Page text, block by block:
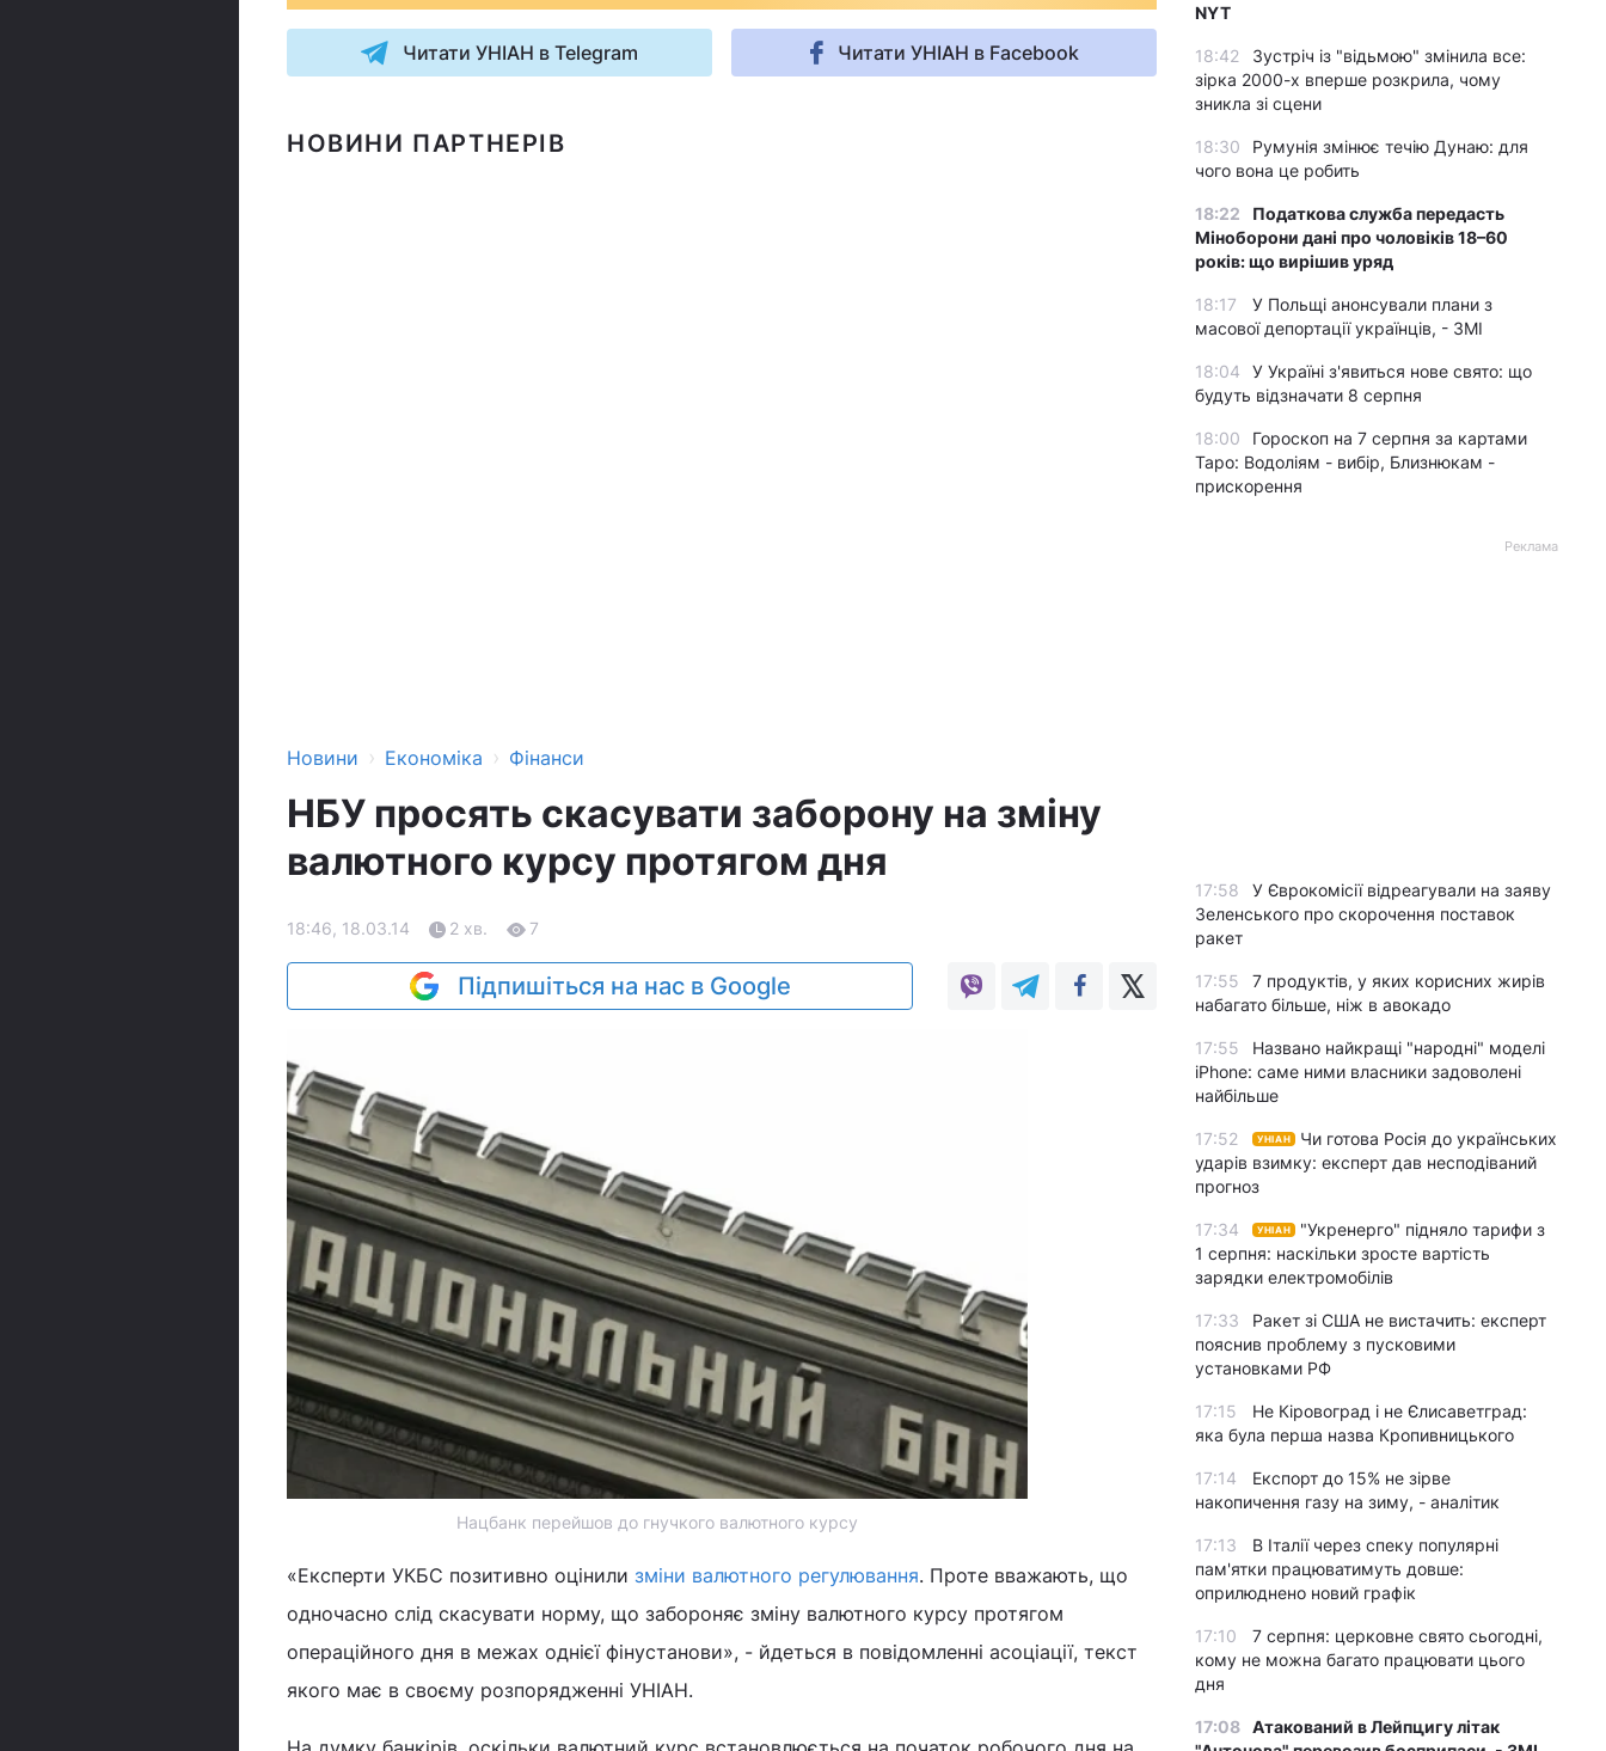
Читати УНІАН в Telegram Читати УНІАН в Facebook
НОВИНИ ПАРТНЕРІВ
Новини › Економіка › Фінанси
НБУ просять скасувати заборону на зміну
валютного курсу протягом дня
18:46, 18.03.14 2 хв. 7
Підпишіться на нас в Google
Нацбанк перейшов до гнучкого валютного курсу
«Експерти УКБС позитивно оцінили зміни валютного регулювання. Проте вважають, що
одночасно слід скасувати норму, що забороняє зміну валютного курсу протягом
операційного дня в межах однієї фінустанови», - йдеться в повідомленні асоціації, текст
якого має в своєму розпорядженні УНІАН.
NYT
18:42
Зустріч із "відьмою" змінила все:
зірка 2000-х вперше розкрила, чому
зникла зі сцени
18:30
Румунія змінює течію Дунаю: для
чого вона це робить
18:22
Податкова служба передасть
Міноборони дані про чоловіків 18–60
років: що вирішив уряд
18:17
У Польщі анонсували плани з
масової депортації українців, - ЗМІ
18:04
У Україні з'явиться нове свято: що
будуть відзначати 8 серпня
18:00
Гороскоп на 7 серпня за картами
Таро: Водоліям - вибір, Близнюкам -
прискорення
Реклама
17:58
У Єврокомісії відреагували на заяву
Зеленського про скорочення поставок
ракет
17:55
7 продуктів, у яких корисних жирів
набагато більше, ніж в авокадо
17:55
Названо найкращі "народні" моделі
iPhone: саме ними власники задоволені
найбільше
17:52 УНІАН
Чи готова Росія до українських
ударів взимку: експерт дав несподіваний
прогноз
17:34 УНІАН
"Укренерго" підняло тарифи з
1 серпня: наскільки зросте вартість
зарядки електромобілів
17:33
Ракет зі США не вистачить: експерт
пояснив проблему з пусковими
установками РФ
17:15
Не Кіровоград і не Єлисаветград:
яка була перша назва Кропивницького
17:14
Експорт до 15% не зірве
накопичення газу на зиму, - аналітик
17:13
В Італії через спеку популярні
пам'ятки працюватимуть довше:
оприлюднено новий графік
17:10
7 серпня: церковне свято сьогодні,
кому не можна багато працювати цього
дня
17:08 Атакований в Лейпцигу літак